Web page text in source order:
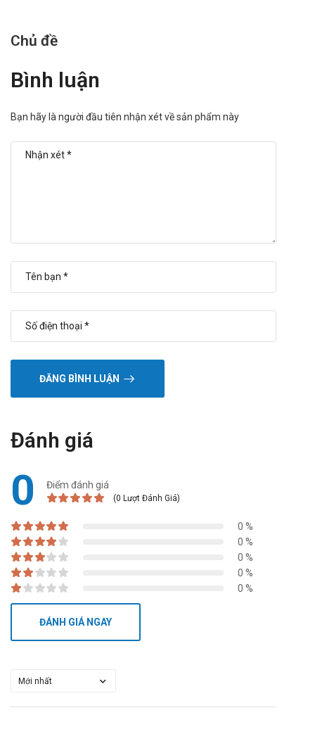
Chủ đề
Bình luận
Bạn hãy là người đầu tiên nhận xét về sản phẩm này
ĐĂNG BÌNH LUẬN
Đánh giá
0 Điểm đánh giá
(0 Lượt Đánh Giá)
0 %
0 %
0 %
0 %
0 %
ĐÁNH GIÁ NGAY